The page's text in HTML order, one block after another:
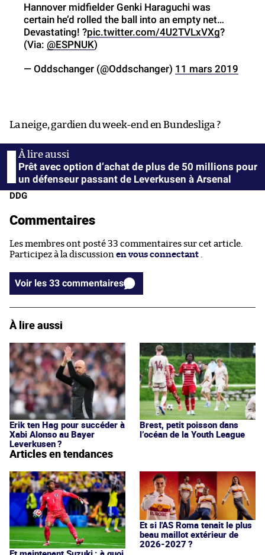
Hannover midfielder Genki Haraguchi was
certain he’d rolled the ball into an empty net…
Devastating! ?pic.twitter.com/4U2TVLxVXg?
(Via: @ESPNUK)
— Oddschanger (@Oddschanger) 11 mars 2019
La neige, gardien du week-end en Bundesliga ?
Prêt avec option d’achat de plus de 50 millions pour
un défenseur passant de Leverkusen à Arsenal
DDG
Commentaires
Les membres ont posté 33 commentaires sur cet article.
Participez à la discussion en vous connectant
Voir les 33 commentaires
À lire aussi
Erik ten Hag pour succéder à
Xabi Alonso au Bayer
Leverkusen ?
Brest, petit poisson dans
l’océan de la Youth League
Articles en tendances
Et si l'AS Roma tenait le plus
beau maillot extérieur de
2026-2027 ?